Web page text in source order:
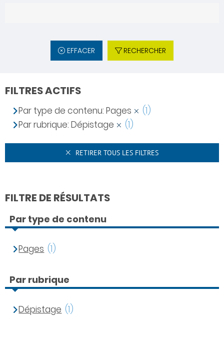
EFFACER RECHERCHER
FILTRES ACTIFS
Par type de contenu: Pages
(1)
Par rubrique: Dépistage
(1)
RETIRER TOUS LES FILTRES
FILTRE DE RÉSULTATS
Par type de contenu
Pages (1)
Par rubrique
Dépistage (1)